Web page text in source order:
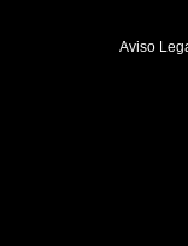
Aviso